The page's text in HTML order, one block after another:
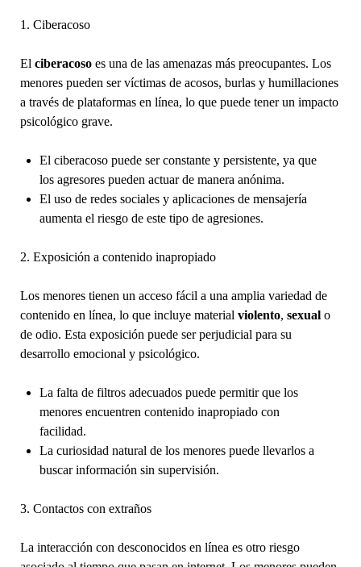
1. Ciberacoso
El ciberacosoes una de las amenazas más preocupantes. Los
menores pueden ser víctimas de acosos, burlas y humillaciones
a través de plataformas en línea, lo que puede tener un impacto
psicológico grave.
El ciberacoso puede ser constante y persistente, ya que
los agresores pueden actuar de manera anónima.
El uso de redes sociales y aplicaciones de mensajería
aumenta el riesgo de este tipo de agresiones.
2. Exposición a contenido inapropiado
Los menores tienen un acceso fácil a una amplia variedad de
contenido en línea, lo que incluye material violento, sexualo
de odio. Esta exposición puede ser perjudicial para su
desarrollo emocional y psicológico.
La falta de filtros adecuados puede permitir que los
menores encuentren contenido inapropiado con
facilidad.
La curiosidad natural de los menores puede llevarlos a
buscar información sin supervisión.
3. Contactos con extraños
La interacción con desconocidos en línea es otro riesgo